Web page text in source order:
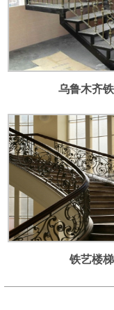
乌鲁木齐
铁艺楼